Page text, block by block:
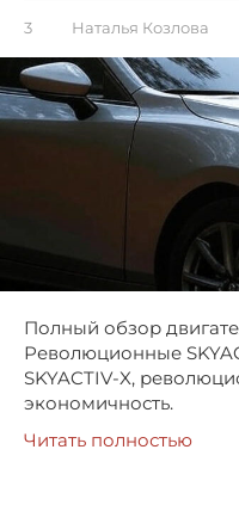
3 Наталья Козлова
Полный обзор
Революционные
SKYACTIV-X,
экономичность.
Читать полностью